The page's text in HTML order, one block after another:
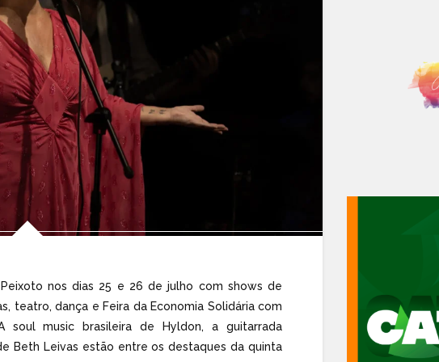
nos dias 25 e 26 de julho com shows de
teatro, dança e Feira da Economia Solidária com
soul music brasileira de Hyldon, a guitarrada
Beth Leivas estão entre os destaques da quinta